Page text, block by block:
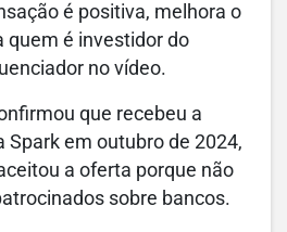
é positiva, melhora o
quem é investidor do
no vídeo.
que recebeu a
Spark em outubro de 2024,
a oferta porque não
sobre bancos.